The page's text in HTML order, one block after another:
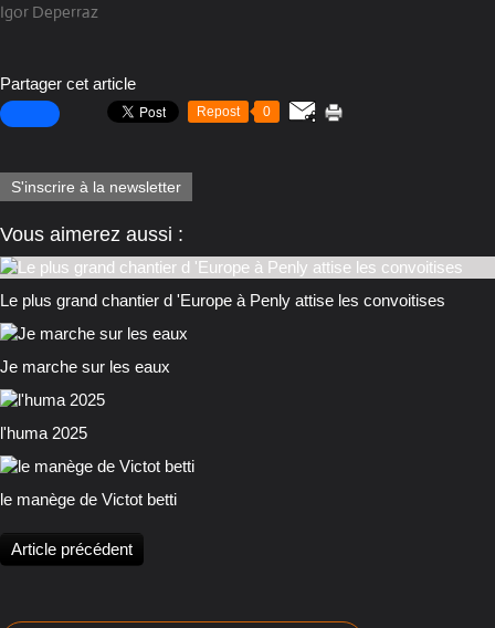
Igor Deperraz
Partager cet article
Repost 0
S'inscrire à la newsletter
Vous aimerez aussi :
Le plus grand chantier d 'Europe à Penly attise les convoitises
Je marche sur les eaux
l'huma 2025
le manège de Victot betti
Article précédent